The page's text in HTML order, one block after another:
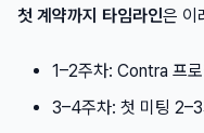
첫 계약까지 타임라인은 이
1–2주차: Contra 프
3–4주차: 첫 미팅